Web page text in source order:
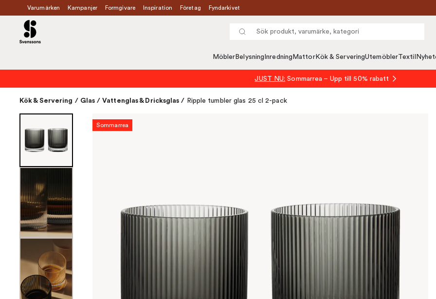
Varumärken Kampanjer Formgivare Inspiration Företag Fyndarkivet
Möbler Belysning Inredning MattorKök & ServeringUtemöblerTextil
JUST NU: Sommarrea – Upp till 50% rabatt
Kök & Servering / Glas / Vattenglas & Dricksglas / Ripple tumbler glas 25 cl 2-pack
Sommarrea